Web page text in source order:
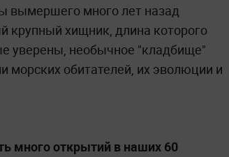
вымершего много лет назад
крупный хищник, длина которого
уверены, необычное "кладбище"
морских обитателей, их эволюции и
много открытий в наших 60